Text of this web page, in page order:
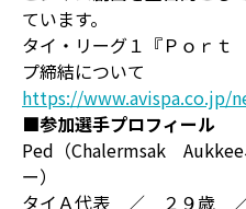
ています。
タイ・リーグ１『Ｐｏｒ
プ締結について
https://www.avispa.co.jp/
■参加選手プロフィール
Ped（Chalermsak Aukkee
ー）
タイＡ代表 ／ ２９歳